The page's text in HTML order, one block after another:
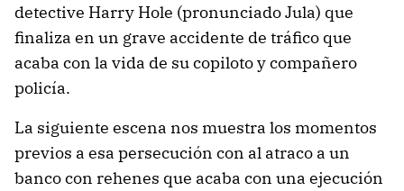
detective Harry Hole (pronunciado Jula) que
finaliza en un grave accidente de tráfico que
acaba con la vida de su copiloto y compañero
policía.
La siguiente escena nos muestra los momentos
previos a esa persecución con al atraco a un
banco con rehenes que acaba con una ejecución